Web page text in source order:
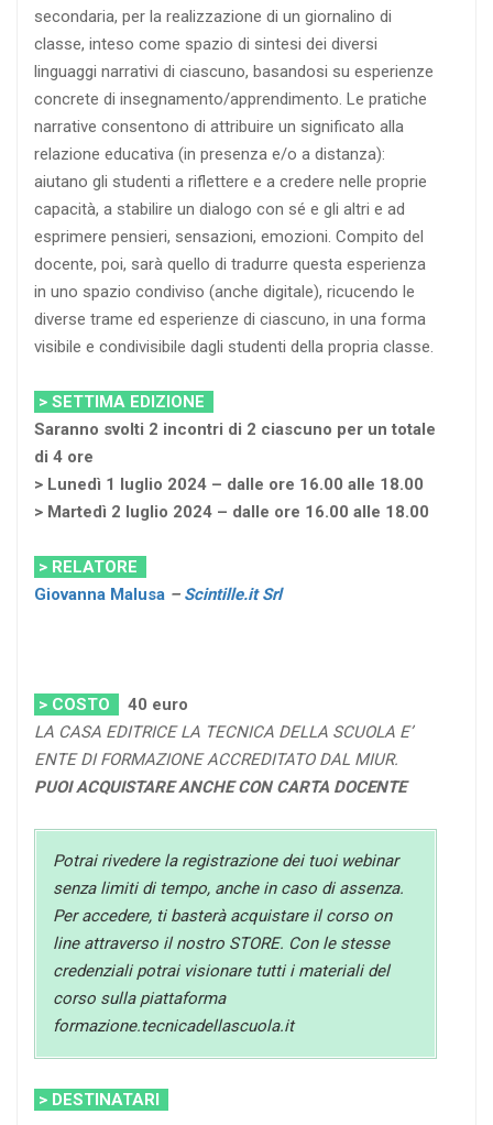
secondaria, per la realizzazione di un giornalino di
classe, inteso come spazio di sintesi dei diversi
linguaggi narrativi di ciascuno, basandosi su esperienze
concrete di insegnamento/apprendimento. Le pratiche
narrative consentono di attribuire un significato alla
relazione educativa (in presenza e/o a distanza):
aiutano gli studenti a riflettere e a credere nelle proprie
capacità, a stabilire un dialogo con sé e gli altri e ad
esprimere pensieri, sensazioni, emozioni. Compito del
docente, poi, sarà quello di tradurre questa esperienza
in uno spazio condiviso (anche digitale), ricucendo le
diverse trame ed esperienze di ciascuno, in una forma
visibile e condivisibile dagli studenti della propria classe.
> SETTIMA EDIZIONE
Saranno svolti 2 incontri di 2 ciascuno per un totale
di 4 ore
> Lunedì 1 luglio 2024 – dalle ore 16.00 alle 18.00
> Martedì 2 luglio 2024 – dalle ore 16.00 alle 18.00
> RELATORE
Giovanna Malusa – Scintille.it Srl
> COSTO 40 euro
LA CASA EDITRICE LA TECNICA DELLA SCUOLA E’
ENTE DI FORMAZIONE ACCREDITATO DAL MIUR.
PUOI ACQUISTARE ANCHE CON CARTA DOCENTE
Potrai rivedere la registrazione dei tuoi webinar
senza limiti di tempo, anche in caso di assenza.
Per accedere, ti basterà acquistare il corso on
line attraverso il nostro STORE. Con le stesse
credenziali potrai visionare tutti i materiali del
corso sulla piattaforma
formazione.tecnicadellascuola.it
> DESTINATARI